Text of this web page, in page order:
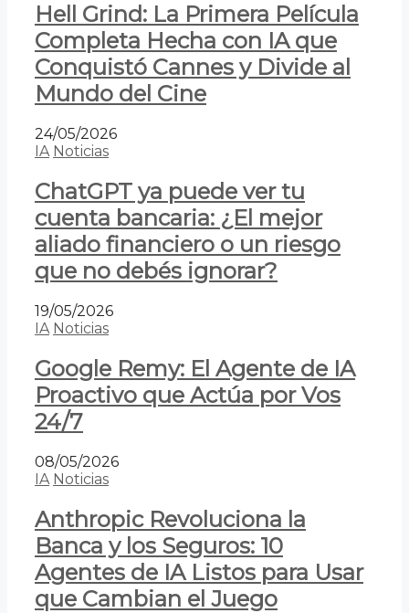
Hell Grind: La Primera Película
Completa Hecha con IA que
Conquistó Cannes y Divide al
Mundo del Cine
24/05/2026
IA Noticias
ChatGPT ya puede ver tu
cuenta bancaria: ¿El mejor
aliado financiero o un riesgo
que no debés ignorar?
19/05/2026
IA Noticias
Google Remy: El Agente de IA
Proactivo que Actúa por Vos
24/7
08/05/2026
IA Noticias
Anthropic Revoluciona la
Banca y los Seguros: 10
Agentes de IA Listos para Usar
que Cambian el Juego